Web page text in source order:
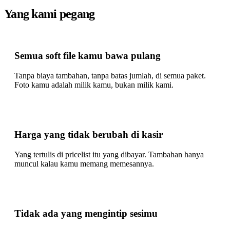
Yang kami pegang
Semua soft file kamu bawa pulang
Tanpa biaya tambahan, tanpa batas jumlah, di semua paket.
Foto kamu adalah milik kamu, bukan milik kami.
Harga yang tidak berubah di kasir
Yang tertulis di pricelist itu yang dibayar. Tambahan hanya
muncul kalau kamu memang memesannya.
Tidak ada yang mengintip sesimu